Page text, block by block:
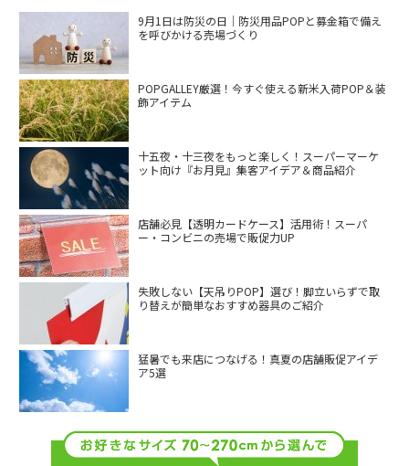
9月1日は防災の日｜防災用品POPと募金箱で備え
を呼びかける売場づくり
POPGALLEY厳選！今すぐ使える新米入荷POP＆装
飾アイテム
十五夜・十三夜をもっと楽しく！スーパーマーケ
ット向け『お月見』集客アイデア＆商品紹介
店舗必見【透明カードケース】活用術！スーパ
ー・コンビニの売場で販促力UP
失敗しない【天吊りPOP】選び！脚立いらずで取
り替えが簡単なおすすめ器具のご紹介
猛暑でも来店につなげる！真夏の店舗販促アイデ
ア5選